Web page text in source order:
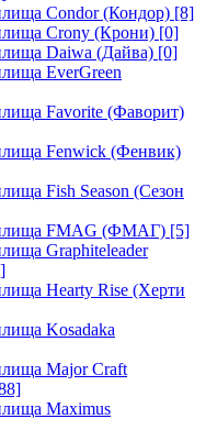
Condor (Кондор) [8]
Crony (Крони) [0]
Daiwa (Дайва) [0]
EverGreen
Favorite (Фаворит)
Fenwick (Фенвик)
Fish Season (Сезон
FMAG (ФМАГ) [5]
Graphiteleader
Hearty Rise (Херти
Kosadaka
Major Craft
Maximus